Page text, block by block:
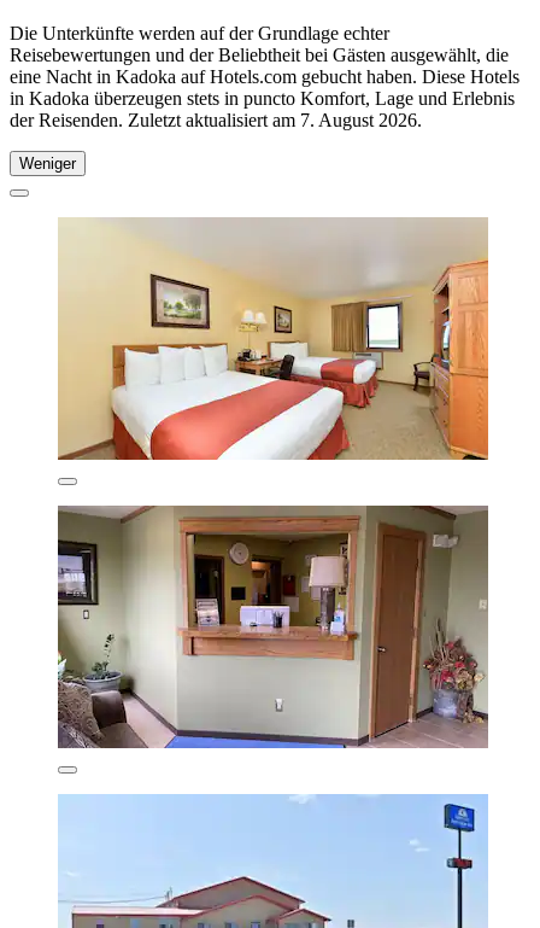
Die Unterkünfte werden auf der Grundlage echter
Reisebewertungen und der Beliebtheit bei Gästen ausgewählt, die
eine Nacht in Kadoka auf Hotels.com gebucht haben. Diese Hotels
in Kadoka überzeugen stets in puncto Komfort, Lage und Erlebnis
der Reisenden. Zuletzt aktualisiert am 7. August 2026.
Weniger